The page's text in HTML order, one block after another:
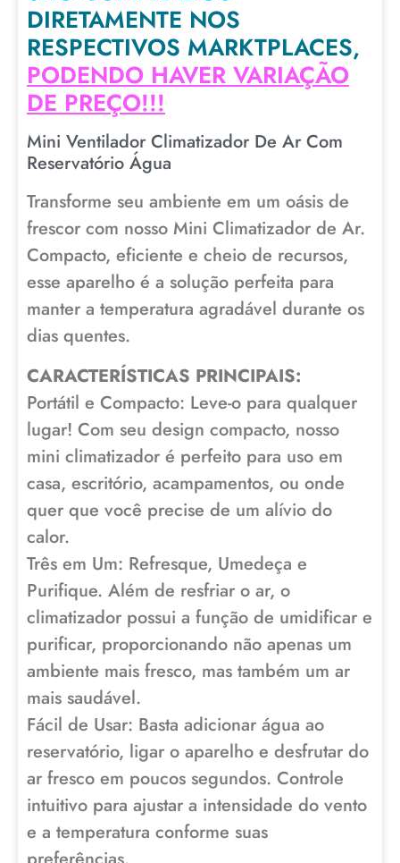
DIRETAMENTE NOS
RESPECTIVOS MARKTPLACES,
PODENDO HAVER VARIAÇÃO
DE PREÇO!!!
Mini Ventilador Climatizador De Ar Com
Reservatório Água
Transforme seu ambiente em um oásis de
frescor com nosso Mini Climatizador de Ar.
Compacto, eficiente e cheio de recursos,
esse aparelho é a solução perfeita para
manter a temperatura agradável durante os
dias quentes.
CARACTERÍSTICAS PRINCIPAIS:
Portátil e Compacto: Leve-o para qualquer
lugar! Com seu design compacto, nosso
mini climatizador é perfeito para uso em
casa, escritório, acampamentos, ou onde
quer que você precise de um alívio do
calor.
Três em Um: Refresque, Umedeça e
Purifique. Além de resfriar o ar, o
climatizador possui a função de umidificar e
purificar, proporcionando não apenas um
ambiente mais fresco, mas também um ar
mais saudável.
Fácil de Usar: Basta adicionar água ao
reservatório, ligar o aparelho e desfrutar do
ar fresco em poucos segundos. Controle
intuitivo para ajustar a intensidade do vento
e a temperatura conforme suas